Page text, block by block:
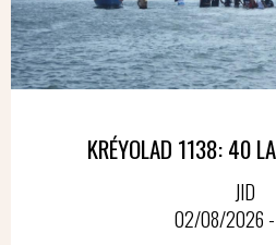
KRÉYOLAD 1138: 40
JID
02/08/2026 -